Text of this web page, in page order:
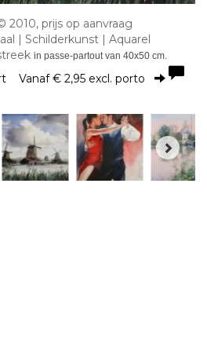
2010, prijs op aanvraag
| Schilderkunst | Aquarel
in passe-partout van 40x50 cm.
Vanaf € 2,95 excl. porto